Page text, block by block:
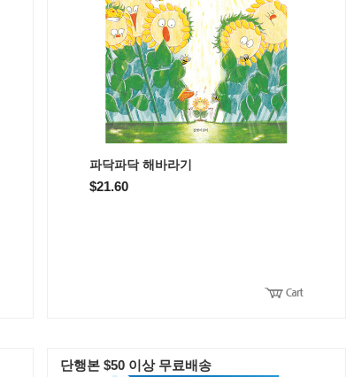
파닥파닥 해바라기
$21.60
단행본 $50 이상 무료배송